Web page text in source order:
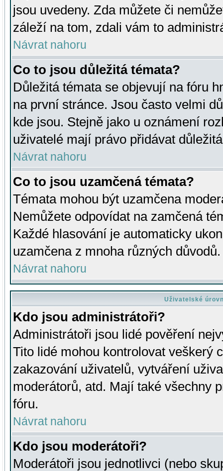
jsou uvedeny. Zda můžete či
záleží na tom, zdali vám to
Návrat nahoru
Co to jsou důležitá témata?
Důležitá témata se objevují na fóru
na první stránce. Jsou často velmi
kde jsou. Stejně jako u oznámení
uživatelé mají právo přidávat
Návrat nahoru
Co to jsou uzamčená témata?
Témata mohou být uzamčena
Nemůžete odpovídat na zamčená
Každé hlasování je automaticky
uzamčena z mnoha různých důvodů.
Návrat nahoru
Uživatelské
Kdo jsou administrátoři?
Administrátoři jsou lidé pověření
Tito lidé mohou kontrolovat veškerý
zakazování uživatelů, vytváření
moderátorů, atd. Mají také všechny
fóru.
Návrat nahoru
Kdo jsou moderátoři?
Moderátoři jsou jednotlivci (nebo